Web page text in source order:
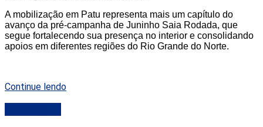
A mobilização em Patu representa mais um capítulo do
avanço da pré-campanha de Juninho Saia Rodada, que
segue fortalecendo sua presença no interior e consolidando
apoios em diferentes regiões do Rio Grande do Norte.
Continue lendo